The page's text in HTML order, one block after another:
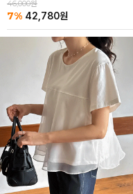
46,000원
7% 42,780원